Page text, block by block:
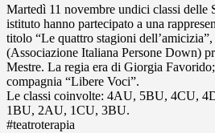
Martedì 11 novembre undici classi delle
istituto hanno partecipato a una
titolo “Le quattro stagioni
(Associazione Italiana Persone Down)
Mestre. La regia era di Giorgia
compagnia “Libere Voci”.
Le classi coinvolte: 4AU, 5BU, 4CU,
1BU, 2AU, 1CU, 3BU.
#teatroterapia